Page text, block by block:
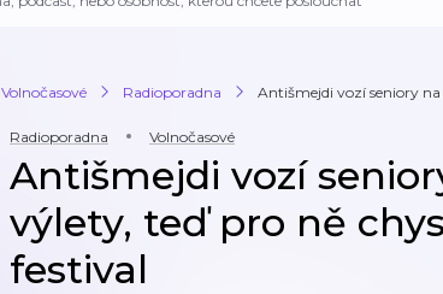
Volnočasové Radioporadna Antišmejdi vozí seniory na
Radioporadna Volnočasové
Antišmejdi vozí
výlety, teď pro ně
festival